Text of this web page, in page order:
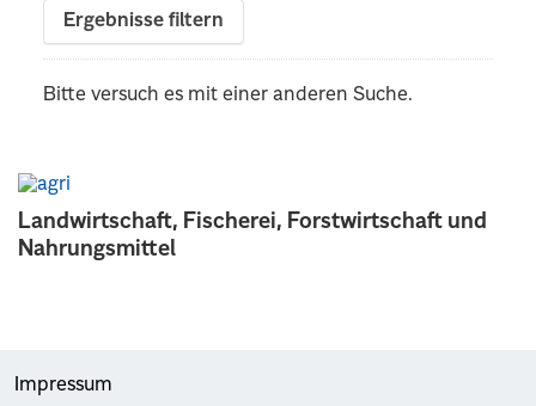
Landwirtschaft, Fischerei, Forstwirtschaft und
Nahrungsmittel
Ergebnisse filtern
Bitte versuch es mit einer anderen Suche.
Impressum